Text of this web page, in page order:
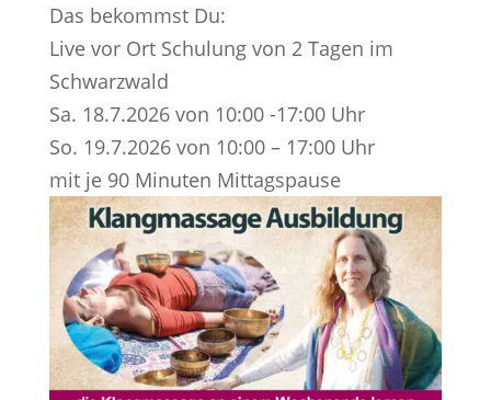
Das bekommst Du:
Live vor Ort Schulung von 2 Tagen im
Schwarzwald
Sa. 18.7.2026 von 10:00 -17:00 Uhr
So. 19.7.2026 von 10:00 – 17:00 Uhr
mit je 90 Minuten Mittagspause